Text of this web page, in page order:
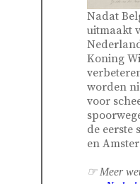
Nadat
uitmaakt
Koning
worden
voor
de eerste
en
☞ Meer